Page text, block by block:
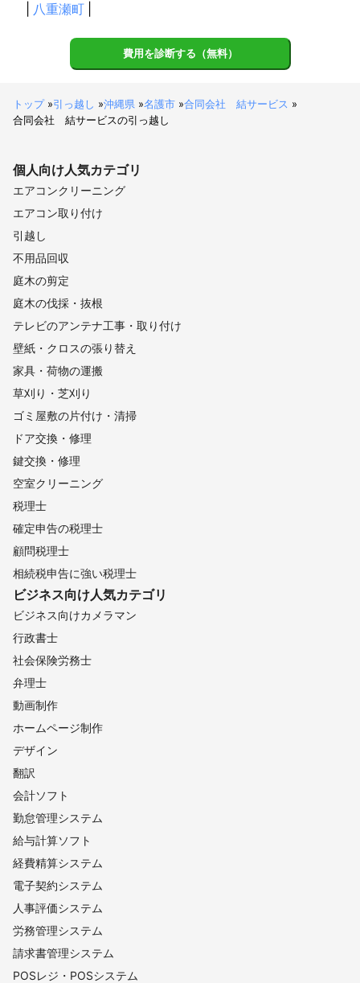
八重瀬町
費用を診断する（無料）
トップ»引っ越し »沖縄県 »名護市 »合同会社 結サービス »
合同会社 結サービスの引っ越し
個人向け人気カテゴリ
エアコンクリーニング
エアコン取り付け
引越し
不用品回収
庭木の剪定
庭木の伐採・抜根
テレビのアンテナ工事・取り付け
壁紙・クロスの張り替え
家具・荷物の運搬
草刈り・芝刈り
ゴミ屋敷の片付け・清掃
ドア交換・修理
鍵交換・修理
空室クリーニング
税理士
確定申告の税理士
顧問税理士
相続税申告に強い税理士
ビジネス向け人気カテゴリ
ビジネス向けカメラマン
行政書士
社会保険労務士
弁理士
動画制作
ホームページ制作
デザイン
翻訳
会計ソフト
勤怠管理システム
給与計算ソフト
経費精算システム
電子契約システム
人事評価システム
労務管理システム
請求書管理システム
POSレジ・POSシステム